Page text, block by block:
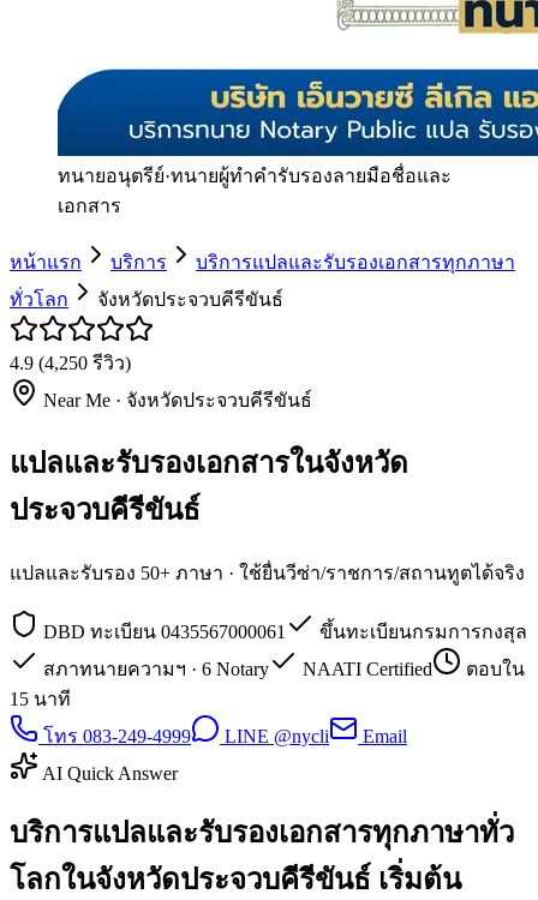
ทนายอนุตรีย์·ทนายผู้ทำคำรับรองลายมือชื่อและ
เอกสาร
หน้าแรก บริการ
บริการแปลและรับรองเอกสารทุกภาษา
ทั่วโลก
จังหวัดประจวบคีรีขันธ์
4.9 (4,250 รีวิว)
Near Me · จังหวัดประจวบคีรีขันธ์
แปลและรับรองเอกสารในจังหวัด
ประจวบคีรีขันธ์
แปลและรับรอง 50+ ภาษา · ใช้ยื่นวีซ่า/ราชการ/สถานทูตได้จริง
DBD ทะเบียน 0435567000061
ขึ้นทะเบียนกรมการกงสุล
สภาทนายความฯ · 6 Notary
NAATI Certified
ตอบใน
15 นาที
โทร 083-249-4999
LINE @nycli
Email
AI Quick Answer
บริการแปลและรับรองเอกสารทุกภาษาทั่ว
โลกในจังหวัดประจวบคีรีขันธ์ เริ่มต้น